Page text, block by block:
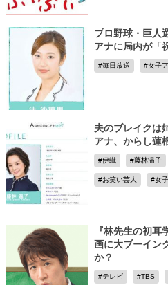
プロ野球・巨人
アナに局内が「
毎日放送 女子
夫のブレイクは
アナ、からし蓮
伊織 藤林温子
お笑い芸人 女
『林先生の初
画に大ブーイン
か？
テレビ TBS